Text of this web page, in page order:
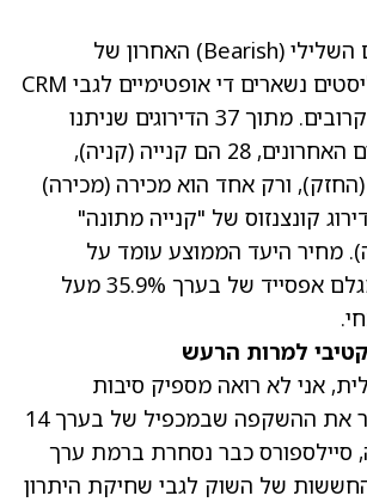
למרות המומנטום השלילי (Bearish) האחרון של
סיילספורס, האנליסטים נשארים די אופטימיים לגבי CRM
ל-12 החודשים הקרובים. מתוך 37 הדירוגים שניתנו
בשלושת החודשים האחרונים, 28 הם קנייה (קניה),
ורק אחד הוא מכירה (מכירה)
קונצנזוס של "קנייה מתונה"
מחיר היעד הממוצע עומד על
, שמגלם אפסייד של בערך 35.9% מעל
למרות הרעש
אני לא רואה מספיק סיבות
קונקרטיות לסתור את ההשקפה שבמכפיל של בערך 14
סיילספורס כבר נסחרת ברמת ערך
של השוק לגבי שחיקת היתרון